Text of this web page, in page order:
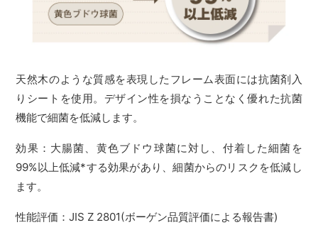
天然木のような質感を表現したフレーム表面には抗菌剤入
りシートを使用。デザイン性を損なうことなく優れた抗菌
機能で細菌を低減します。
効果：大腸菌、黄色ブドウ球菌に対し、付着した細菌を
99%以上低減*する効果があり、細菌からのリスクを低減し
ます。
性能評価：JIS Z 2801(ボーゲン品質評価による報告書)